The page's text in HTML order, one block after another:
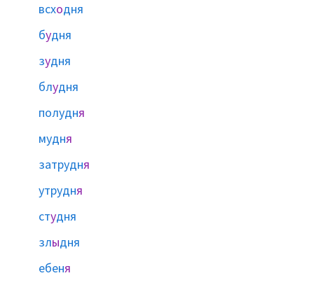
всходня
будня
зудня
блудня
полудня
мудня
затрудня
утрудня
студня
злыдня
ебеня